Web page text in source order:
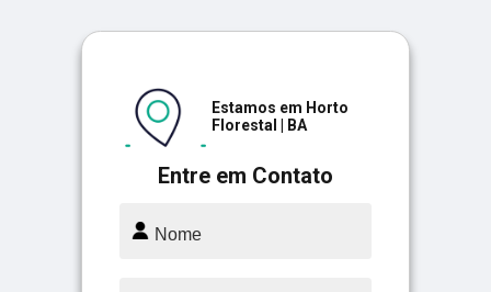
Entre em Contato
Estamos em Horto
Florestal | BA